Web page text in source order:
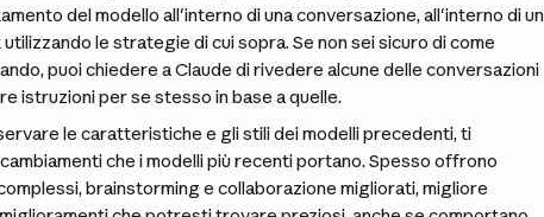
del modello all'interno di una conversazione, all'interno di un
le strategie di cui sopra. Se non sei sicuro di come
puoi chiedere a Claude di rivedere alcune delle conversazioni
istruzioni per se stesso in base a quelle.
le caratteristiche e gli stili dei modelli precedenti, ti
che i modelli più recenti portano. Spesso offrono
brainstorming e collaborazione migliorati, migliore